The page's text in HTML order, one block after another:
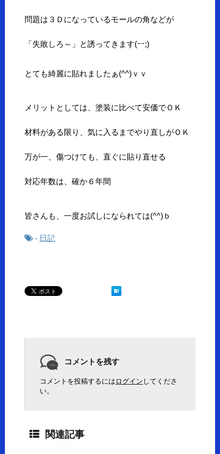
問題は３Ｄになっているモールの角などが
「失敗しろ～」と誘ってきます(ｰｰ;)
とても綺麗に貼れましたぁ(^^)ｖｖ
メリットとしては、塗装に比べて安価でＯＫ
材料がある限り、気に入るまでやり直しがＯＫ
万が一、傷つけても、直ぐに貼り直せる
対応年数は、確か６年間
皆さんも、一度お試しになられては(^^)ｂ
- 日記
コメントを残す
コメントを投稿するにはログイン してくださ
い。
関連記事